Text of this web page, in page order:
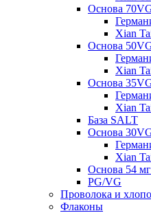
Основа
Xian
Основа
Xian
Основа
Xian
База SALT
Основа
Xian
Основа 54
PG/VG
Проволока и
Флаконы